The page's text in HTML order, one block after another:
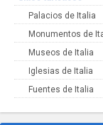
Palacios de Italia
Monumentos de
Museos de Italia
Iglesias de Italia
Fuentes de Italia